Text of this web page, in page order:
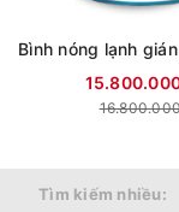
Tìm kiếm nhiều: